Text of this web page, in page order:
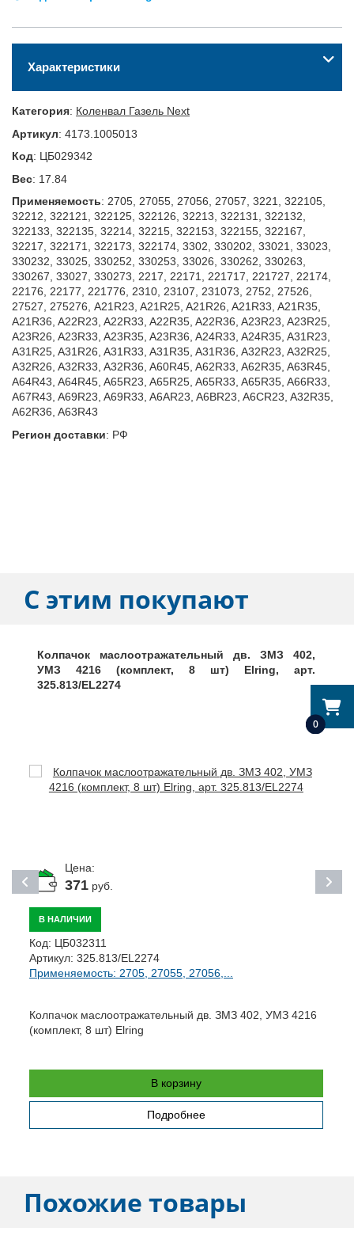
0
Характеристики
Категория: Коленвал Газель Next
Артикул: 4173.1005013
Код: ЦБ029342
Вес: 17.84
Применяемость: 2705, 27055, 27056, 27057, 3221, 322105,
32212, 322121, 322125, 322126, 32213, 322131, 322132,
322133, 322135, 32214, 32215, 322153, 322155, 322167,
32217, 322171, 322173, 322174, 3302, 330202, 33021, 33023,
330232, 33025, 330252, 330253, 33026, 330262, 330263,
330267, 33027, 330273, 2217, 22171, 221717, 221727, 22174,
22176, 22177, 221776, 2310, 23107, 231073, 2752, 27526,
27527, 275276, A21R23, A21R25, A21R26, A21R33, A21R35,
A21R36, A22R23, A22R33, A22R35, A22R36, A23R23, A23R25,
A23R26, A23R33, A23R35, A23R36, A24R33, A24R35, A31R23,
A31R25, A31R26, A31R33, A31R35, A31R36, A32R23, A32R25,
A32R26, A32R33, A32R36, A60R45, A62R33, A62R35, A63R45,
A64R43, A64R45, A65R23, A65R25, A65R33, A65R35, A66R33,
A67R43, A69R23, A69R33, A6AR23, A6BR23, A6CR23, A32R35,
A62R36, A63R43
Регион доставки: РФ
С этим покупают
Колпачок маслоотражательный дв. ЗМЗ 402,
УМЗ 4216 (комплект, 8 шт) Elring, арт.
325.813/EL2274
Цена:
371руб.
В НАЛИЧИИ
Код: ЦБ032311
Артикул: 325.813/EL2274
Применяемость: 2705, 27055, 27056,...
Колпачок маслоотражательный дв. ЗМЗ 402, УМЗ 4216
(комплект, 8 шт) Elring
В корзину
Подробнее
Похожие товары